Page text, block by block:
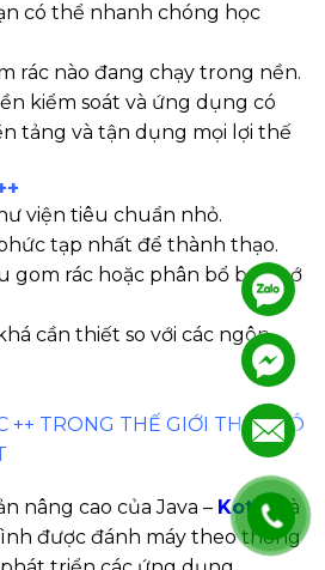
.
.
có thể nhanh chóng học
rác nào đang chạy trong nền.
kiểm soát và ứng dụng có
tảng và tận dụng mọi lợi thế
viện tiêu chuẩn nhỏ.
tạp nhất để thành thạo.
gom rác hoặc phân bổ bộ nhớ
cần thiết so với các ngôn
++ TRONG THẾ GIỚI THỰC CÓ
nâng cao của Java – Kotlin
là
được đánh máy theo thống
.
.
.